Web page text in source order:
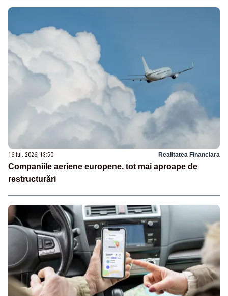
16 iul. 2026, 13:50 Realitatea Financiara
Companiile aeriene europene, tot mai aproape de
restructurări